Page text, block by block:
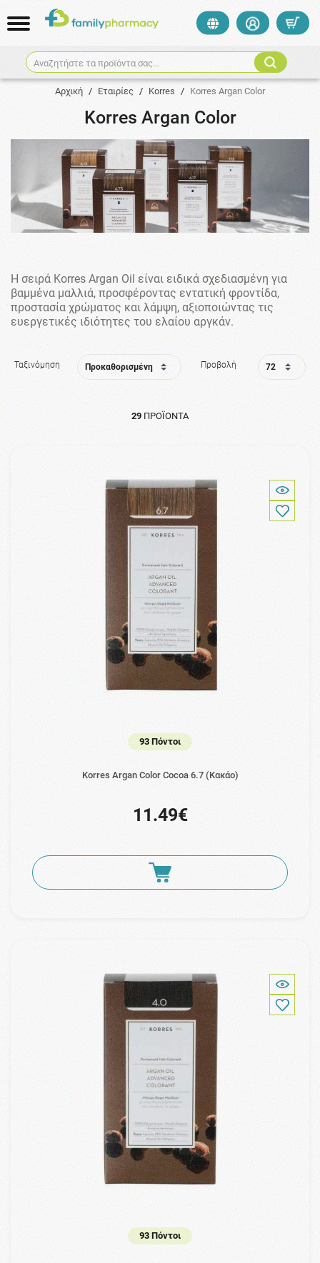
Αναζητήστε τα προϊόντα σας...
Αρχική / Εταιρίες / Korres / Korres Argan Color
Korres Argan Color
​Η σειρά Korres Argan Oil είναι ειδικά σχεδιασμένη για
βαμμένα μαλλιά, προσφέροντας εντατική φροντίδα,
προστασία χρώματος και λάμψη, αξιοποιώντας τις
ευεργετικές ιδιότητες του ελαίου αργκάν.
Ταξινόμηση Προβολή
29 ΠΡΟΪΌΝΤΑ
93 Πόντοι
Korres Argan Color Cocoa 6.7 (Κακάο)
11.49€
93 Πόντοι